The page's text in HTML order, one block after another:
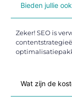
Bieden jullie
Zeker! SEO is
Wat zijn de